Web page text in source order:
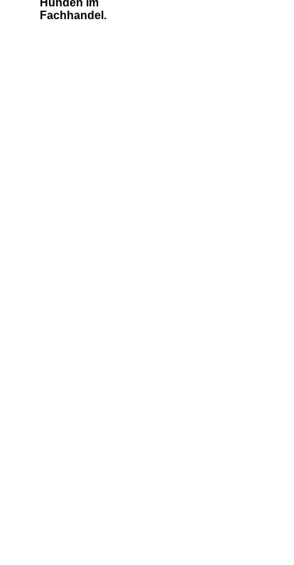
Hunden im
Fachhandel.